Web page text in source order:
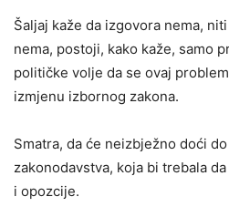
Šaljaj kaže da izgovora nema,
nema, postoji, kako kaže, samo
političke volje da se ovaj
izmjenu izbornog zakona.
Smatra, da će neizbježno doći
zakonodavstva, koja bi trebala
i opozcije.